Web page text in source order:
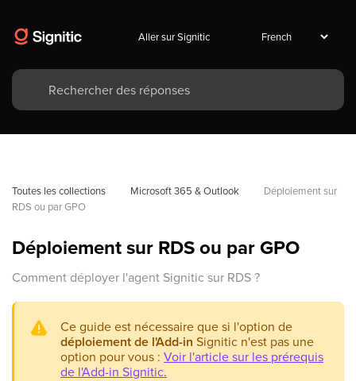
Aller sur Signitic
Toutes les collections Microsoft 365 & Outlook
Déploiement sur
RDS ou par GPO
Déploiement sur RDS ou par GPO
Comment déployer l'agent Signitic sur RDS ?
Ce guide est nécessaire que si l'option de
déploiement de l'Add-in Signitic n'est pas une
option pour vous : Voir l'article sur les prérequis
de l'Add-in Signitic.